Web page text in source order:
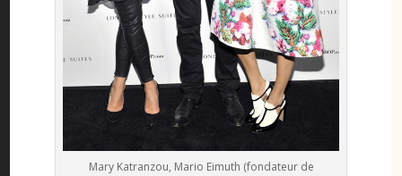
Mary Katranzou, Mario Eimuth (fondateur de